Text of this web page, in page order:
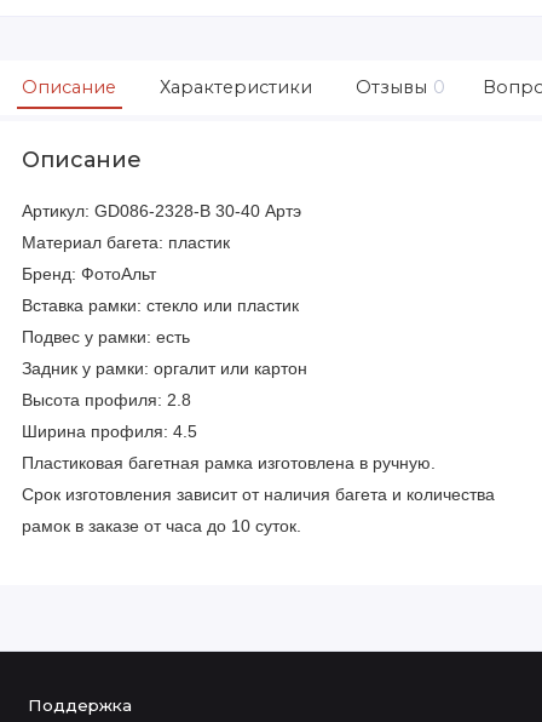
Описание Характеристики Отзывы 0
Описание
Артикул: GD086-2328-B 30-40 Артэ
Материал багета: пластик
Бренд: ФотоАльт
Вставка рамки: стекло или пластик
Подвес у рамки: есть
Задник у рамки: оргалит или картон
Высота профиля: 2.8
Ширина профиля: 4.5
Пластиковая багетная рамка изготовлена в ручную.
Срок изготовления зависит от наличия багета и количества
рамок в заказе от часа до 10 суток.
Поддержка